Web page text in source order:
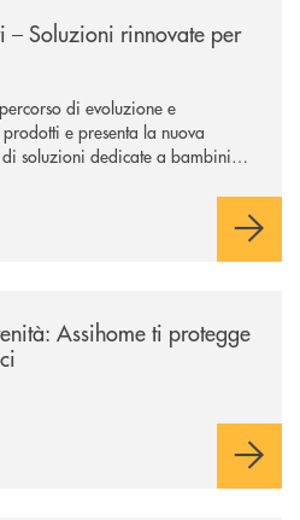
Soluzioni rinnovate per
di evoluzione e
e presenta la nuova
soluzioni dedicate a bambini e
con il denaro, sempre
Assihome ti protegge